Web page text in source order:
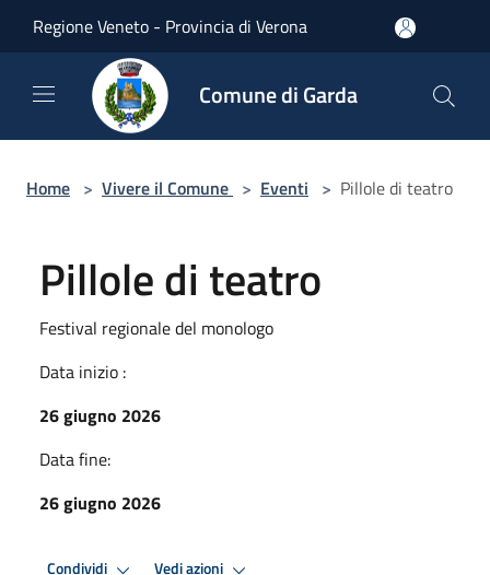
Regione Veneto - Provincia di Verona
Comune di Garda
Home > Vivere il Comune > Eventi > Pillole di teatro
Pillole di teatro
Festival regionale del monologo
Data inizio :
26 giugno 2026
Data fine:
26 giugno 2026
Condividi Vedi azioni